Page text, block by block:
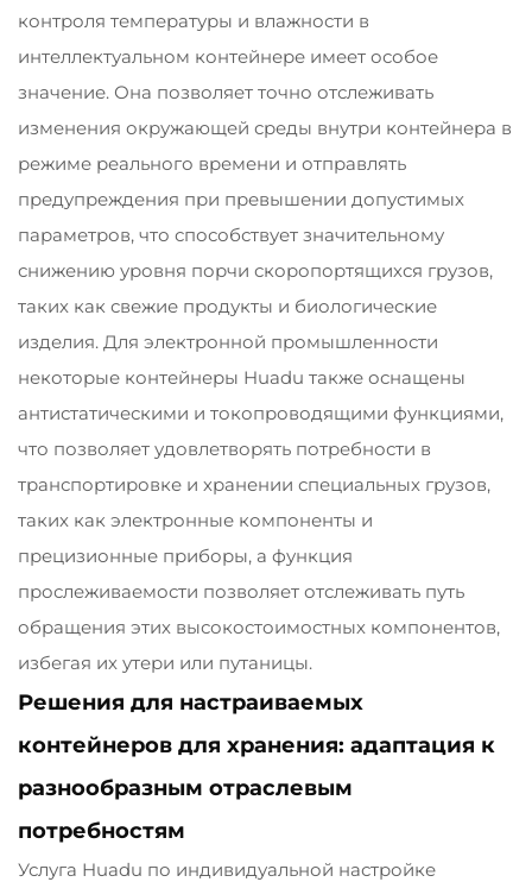
контроля температуры и влажности в
интеллектуальном контейнере имеет особое
значение. Она позволяет точно отслеживать
изменения окружающей среды внутри контейнера в
режиме реального времени и отправлять
предупреждения при превышении допустимых
параметров, что способствует значительному
снижению уровня порчи скоропортящихся грузов,
таких как свежие продукты и биологические
изделия. Для электронной промышленности
некоторые контейнеры Huadu также оснащены
антистатическими и токопроводящими функциями,
что позволяет удовлетворять потребности в
транспортировке и хранении специальных грузов,
таких как электронные компоненты и
прецизионные приборы, а функция
прослеживаемости позволяет отслеживать путь
обращения этих высокостоимостных компонентов,
избегая их утери или путаницы.
Решения для настраиваемых
контейнеров для хранения: адаптация к
разнообразным отраслевым
потребностям
Услуга Huadu по индивидуальной настройке